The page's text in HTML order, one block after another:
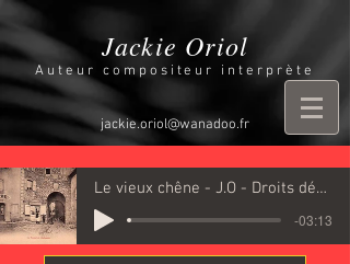
Jackie Oriol
Auteur compositeur interprète
jackie.oriol@wanadoo.fr
Le vieux chêne - J.O - Droits déposés S.A.C.E.M. - 29 -
-03:13